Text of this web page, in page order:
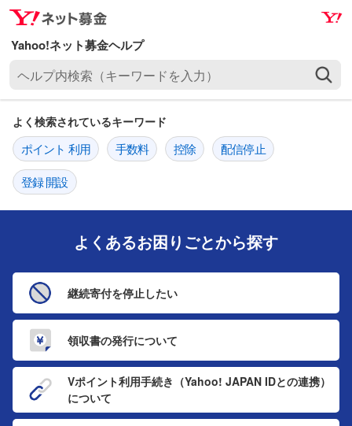
ナ
ビ
ゲ
ー
ン
へ
ス
キ
ッ
メ
イ
ン
コ
ン
ツ
へ
ス
キ
プ
内
検
索
（
ド
入
よく検索されているキーワード
ポイント 利用 手数料 控除
配信停止
登録 開設
よくあるお困りごとから探す
継続寄付を停止したい
領収書の発行について
Vポイント利用手続き （Yahoo! JAPAN IDとの連携）
について